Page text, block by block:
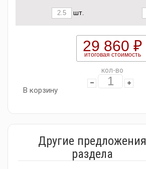
шт.
29 860 ₽
итоговая стоимость
кол-во
В корзину
Другие предложения
раздела